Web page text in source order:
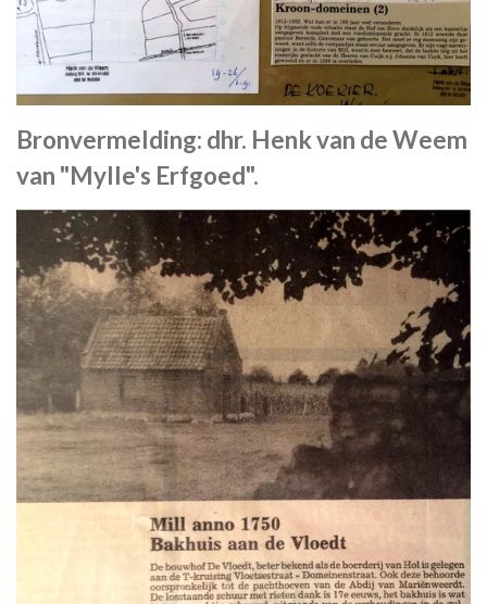
Bronvermelding: dhr. Henk van de Weem
van "Mylle's Erfgoed".